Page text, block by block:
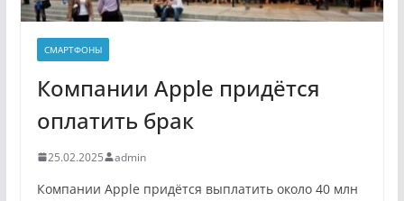
СМАРТФОНЫ
Компании Apple придётся
оплатить брак
25.02.2025 admin
Компании Apple придётся выплатить около 40 млн